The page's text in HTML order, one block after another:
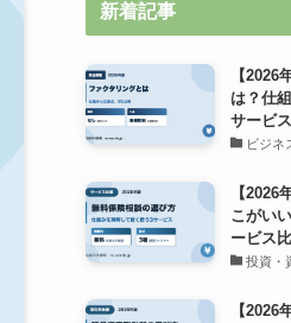
新着記事
【2026
は？仕
サービ
ビジネ
【2026
こがい
ービス
投資・
【2026